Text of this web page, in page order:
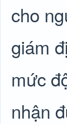
cho
giám
mức
nhận